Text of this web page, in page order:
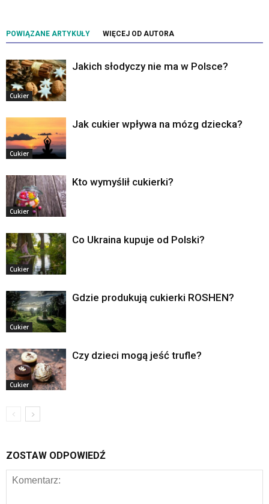
POWIĄZANE ARTYKUŁY WIĘCEJ OD AUTORA
Cukier
Jakich słodyczy nie ma w Polsce?
Cukier
Jak cukier wpływa na mózg dziecka?
Cukier
Kto wymyślił cukierki?
Cukier
Co Ukraina kupuje od Polski?
Cukier
Gdzie produkują cukierki ROSHEN?
Cukier
Czy dzieci mogą jeść trufle?
ZOSTAW ODPOWIEDŹ